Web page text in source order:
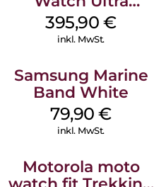
Titanium White
395,90€
inkl. MwSt.
Samsung Marine
Band White
79,90€
inkl. MwSt.
Motorola moto